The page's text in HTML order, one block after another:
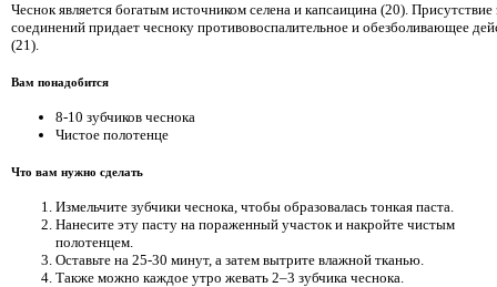
Чеснок является богатым источником селена и капсаицина (20). Присутствие
соединений придает чесноку противовоспалительное и обезболивающее
(21).
Вам понадобится
8-10 зубчиков чеснока
Чистое полотенце
Что вам нужно сделать
Измельчите зубчики чеснока, чтобы образовалась тонкая паста.
Нанесите эту пасту на пораженный участок и накройте чистым
полотенцем.
Оставьте на 25-30 минут, а затем вытрите влажной тканью.
Также можно каждое утро жевать 2–3 зубчика чеснока.